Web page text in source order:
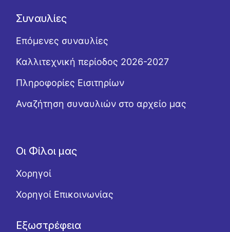
Συναυλίες
Επόμενες συναυλίες
Καλλιτεχνική περίοδος 2026-2027
Πληροφορίες Εισιτηρίων
Αναζήτηση συναυλιών στο αρχείο μας
Οι Φίλοι μας
Χορηγοί
Χορηγοί Επικοινωνίας
Εξωστρέφεια